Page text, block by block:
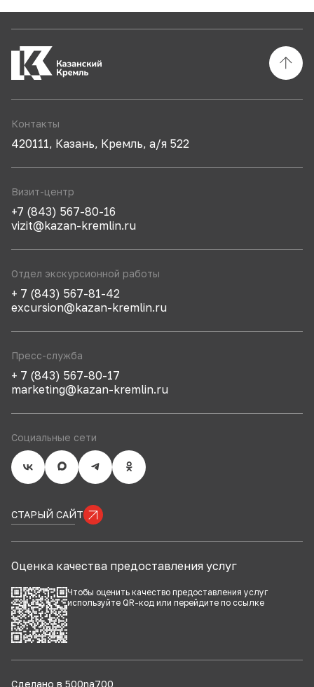
Контакты
420111, Казань, Кремль, а/я 522
Визит-центр
+7 (843) 567-80-16
vizit@kazan-kremlin.ru
Отдел экскурсионной работы
+ 7 (843) 567-81-42
excursion@kazan-kremlin.ru
Пресс-служба
+ 7 (843) 567-80-17
marketing@kazan-kremlin.ru
Социальные сети
СТАРЫЙ САЙТ
Оценка качества предоставления услуг
Чтобы оценить качество предоставления услуг
используйте QR-код или перейдите по ссылке
Сделано в 500na700